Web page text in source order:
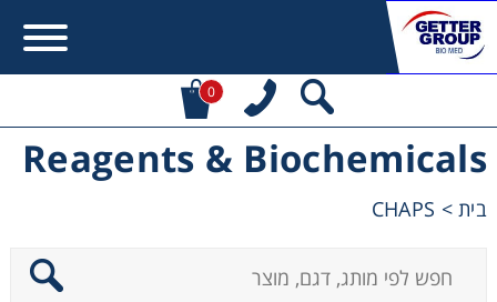
0
Reagents & Biochemicals
בית>
CHAPS
Error:Contact form not found.
Centrifuges